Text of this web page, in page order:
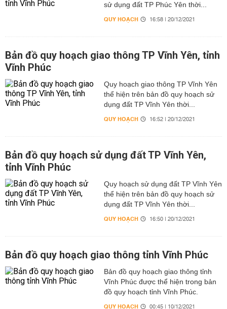
sử dụng đất TP Phúc Yên thời...
QUY HOẠCH 16:58 | 20/12/2021
Bản đồ quy hoạch giao thông TP Vĩnh Yên, tỉnh
Vĩnh Phúc
Quy hoạch giao thông TP Vĩnh Yên
thể hiện trên bản đồ quy hoạch sử
dụng đất TP Vĩnh Yên thời...
QUY HOẠCH 16:52 | 20/12/2021
Bản đồ quy hoạch sử dụng đất TP Vĩnh Yên,
tỉnh Vĩnh Phúc
Quy hoạch sử dụng đất TP Vĩnh Yên
thể hiện trên bản đồ quy hoạch sử
dụng đất TP Vĩnh Yên thời...
QUY HOẠCH 16:50 | 20/12/2021
Bản đồ quy hoạch giao thông tỉnh Vĩnh Phúc
Bản đồ quy hoạch giao thông tỉnh
Vĩnh Phúc được thể hiện trong bản
đồ quy hoạch tỉnh Vĩnh Phúc.
QUY HOẠCH 00:45 | 10/12/2021